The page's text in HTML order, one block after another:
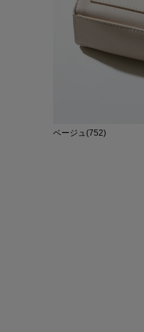
ベージュ(752)